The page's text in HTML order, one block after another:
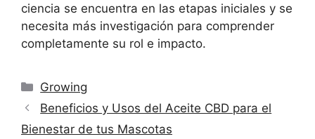
ciencia se encuentra en las etapas iniciales y se
necesita más investigación para comprender
completamente su rol e impacto.
Categorías
Growing
Beneficios y Usos del Aceite CBD para el
Bienestar de tus Mascotas